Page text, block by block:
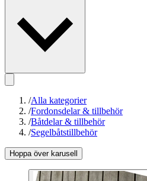
/Alla kategorier
/Fordonsdelar & tillbehör
/Båtdelar & tillbehör
/Segelbåtstillbehör
Hoppa över karusell